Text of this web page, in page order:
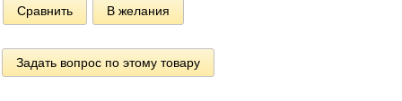
Сравнить В желания
Задать вопрос по этому товару